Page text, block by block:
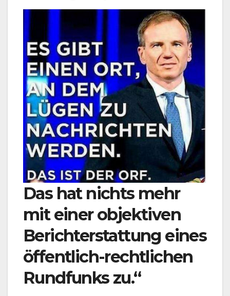
Das hat nichts mehr
mit einer objektiven
Berichterstattung eines
öffentlich-rechtlichen
Rundfunks zu.“